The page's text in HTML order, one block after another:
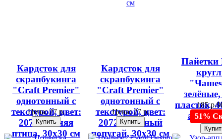
Кардсток для
скрапбукинга
"Craft Premier"
однотонный с
текстурой, цвет:
20711 Синяя
птица, 30х30 см
Цена:27 р.
Кардсток для
скрапбукинга
"Craft Premier"
однотонный с
текстурой, цвет:
20727 Зелёный
попугай, 30х30 см
Цена:27 р.
Пайетки
пластик,
арт.
185 р.
51%